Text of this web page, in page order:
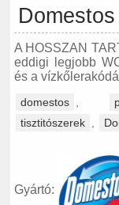
A HOSSZAN
eddigi legjobb
és a
domestos
tisztitószerek
Gyártó: